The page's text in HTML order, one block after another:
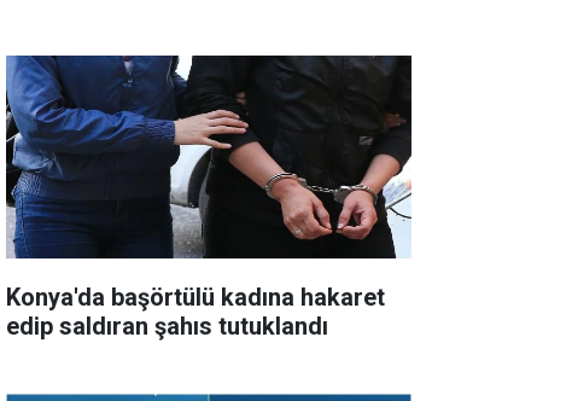
Konya'da başörtülü kadına hakaret
edip saldıran şahıs tutuklandı